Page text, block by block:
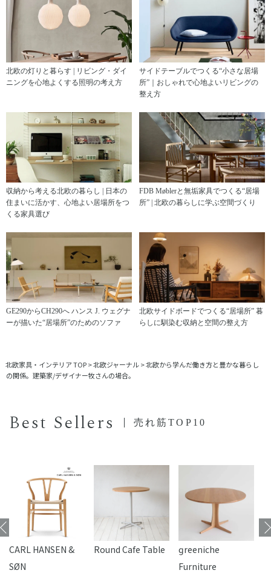
北欧の灯りと暮らす | リビング・ダイ
ニングを心地よくする照明の考え方
サイドテーブルでつくる“小さな居場
所”｜おしゃれで心地よいリビングの
整え方
収納から考える北欧の暮らし | 日本の
住まいに活かす、心地よい居場所をつ
くる家具選び
FDB Møblerと無垢家具でつくる“居場
所” | 北欧の暮らしに学ぶ空間づくり
GE290からCH290へ ハンス J. ウェグナ
ーが描いた“居場所”のためのソファ
北欧サイドボードでつくる“居場所” 暮
らしに馴染む収納と空間の整え方
北欧家具・インテリア TOP>北欧ジャーナル>北欧から学んだ働き方と豊かな暮らし
の関係。建築家/デザイナー牧さんの場合。
Best Sellers 売れ筋TOP10
CARL HANSEN &
SØN
Round Cafe Table
reeniche
Furniture